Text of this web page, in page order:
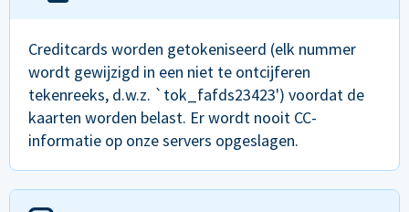
Creditcards worden getokeniseerd (elk nummer
wordt gewijzigd in een niet te ontcijferen
tekenreeks, d.w.z. `tok_fafds23423') voordat de
kaarten worden belast. Er wordt nooit CC-
informatie op onze servers opgeslagen.